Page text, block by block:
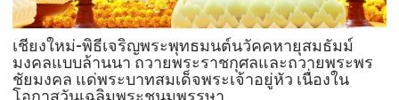
ใน
เทศกาล
เข้า
พรรษา
เชียงใหม่-พิธีเจริญพระพุทธมนต์นวัคคหายุสมธัมม์
มงคลแบบล้านนา ถวายพระราชกุศลและถวายพระพร
ชัยมงคล แด่พระบาทสมเด็จพระเจ้าอยู่หัว เนื่องใน